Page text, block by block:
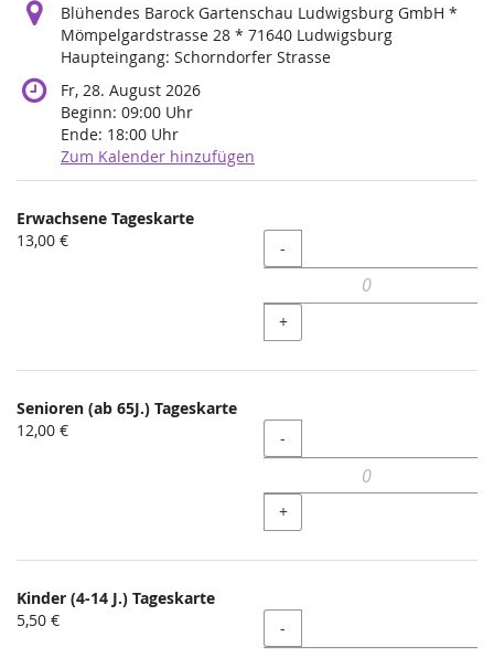
Blühendes Barock Gartenschau Ludwigsburg GmbH *
Mömpelgardstrasse 28 * 71640 Ludwigsburg
Haupteingang: Schorndorfer Strasse
Fr, 28. August 2026
Beginn: 09:00 Uhr
Ende: 18:00 Uhr
Zum Kalender hinzufügen
Produkte
Unkategorisierte
Erwachsene Tageskarte
13,00 €
Menge
-
+
Senioren (ab 65J.) Tageskarte
12,00 €
Menge
-
+
Kinder (4-14 J.) Tageskarte
5,50 €
Menge
-